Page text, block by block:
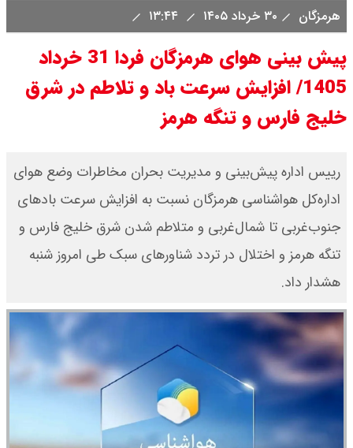
هرمزگان ۳۰ خرداد ۱۴۰۵
پیش بینی هوای هرمزگان فردا 31 خرداد
1405/ افزایش سرعت باد و تلاطم در شرق
خلیج فارس و تنگه هرمز
​رییس اداره پیش‌بینی و مدیریت بحران مخاطرات وضع هوای
اداره‌کل هواشناسی هرمزگان نسبت به افزایش سرعت بادهای
جنوب‌غربی تا شمال‌غربی و متلاطم شدن شرق خلیج فارس و
تنگه هرمز و اختلال در تردد شناورهای سبک طی امروز شنبه
هشدار داد.